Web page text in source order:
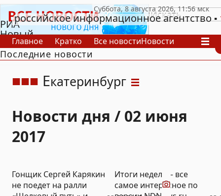
РИА
Новый
День
российское информационное агентство
Главное Кратко Все новостиНовости
В России
В мире
Последние новости
Екатеринбург
Новости дня / 02 июня
2017
Гонщик Сергей Карякин
не поедет на ралли
Видео
Итоги недели – все
самое интересное по